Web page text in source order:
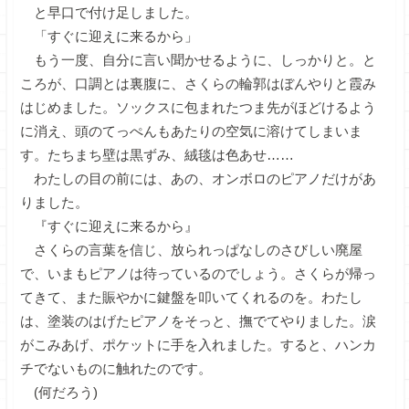
と早口で付け足しました。
「すぐに迎えに来るから」
もう一度、自分に言い聞かせるように、しっかりと。と
ころが、口調とは裏腹に、さくらの輪郭はぼんやりと霞み
はじめました。ソックスに包まれたつま先がほどけるよう
に消え、頭のてっぺんもあたりの空気に溶けてしまいま
す。たちまち壁は黒ずみ、絨毯は色あせ……
わたしの目の前には、あの、オンボロのピアノだけがあ
りました。
『すぐに迎えに来るから』
さくらの言葉を信じ、放られっぱなしのさびしい廃屋
で、いまもピアノは待っているのでしょう。さくらが帰っ
てきて、また賑やかに鍵盤を叩いてくれるのを。わたし
は、塗装のはげたピアノをそっと、撫でてやりました。涙
がこみあげ、ポケットに手を入れました。すると、ハンカ
チでないものに触れたのです。
(何だろう)